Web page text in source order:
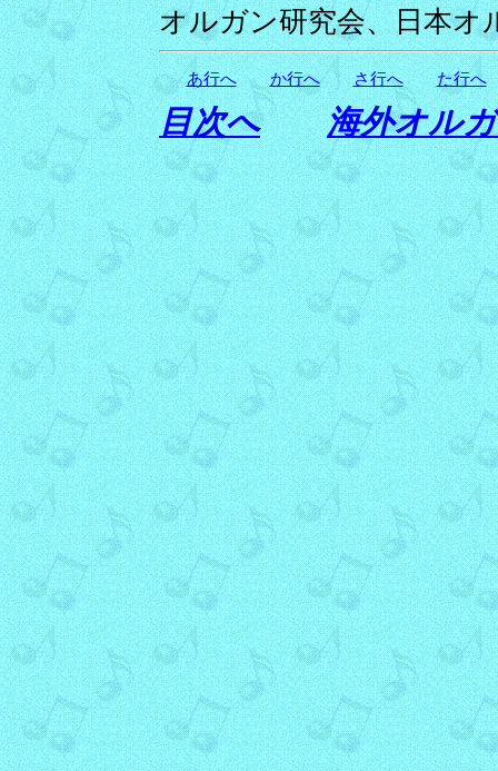
オルガン研究会、日本オ
あ行へ か行へ さ行へ た行へ
目次へ 海外オル